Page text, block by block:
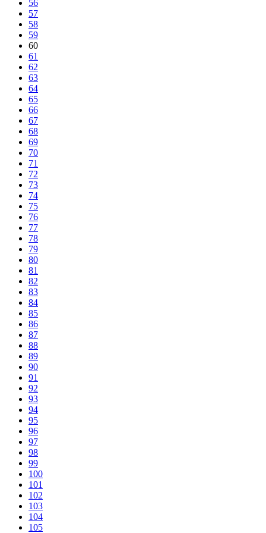
56
57
58
59
60
61
62
63
64
65
66
67
68
69
70
71
72
73
74
75
76
77
78
79
80
81
82
83
84
85
86
87
88
89
90
91
92
93
94
95
96
97
98
99
100
101
102
103
104
105